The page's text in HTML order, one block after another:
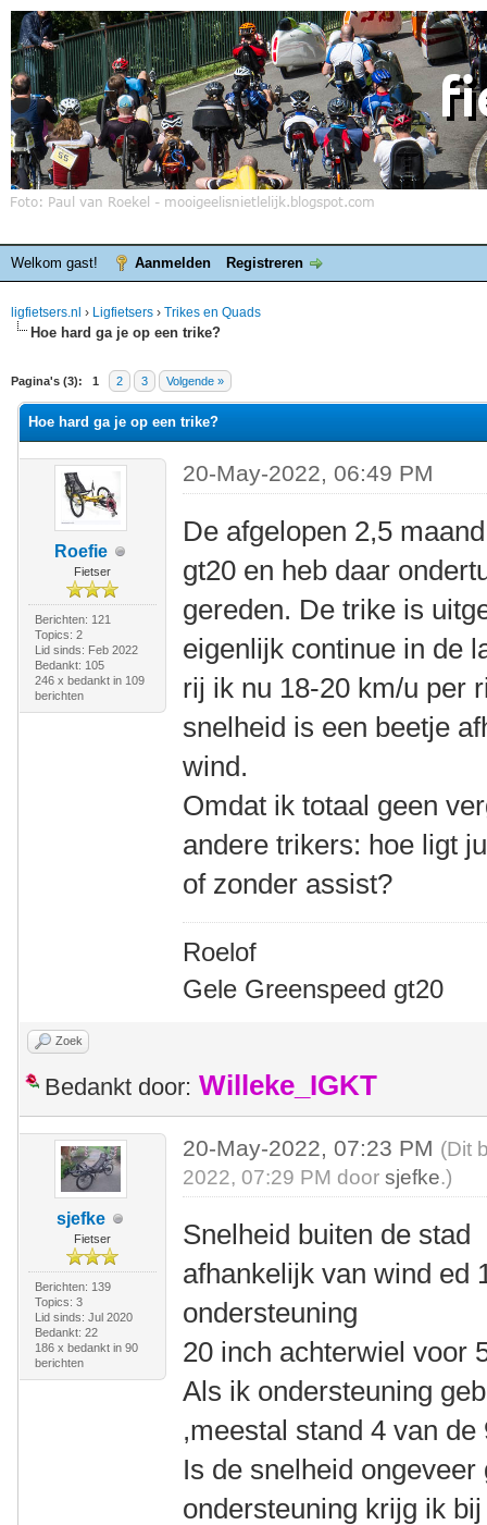
Welkom gast! Aanmelden Registreren
ligfietsers.nl › Ligfietsers › Trikes en Quads
Hoe hard ga je op een trike?
Pagina's (3): 1 2 3 Volgende »
waardering is 0
Hoe hard ga je op een trike?
Roefie
Fietser
Berichten: 121
Topics: 2
Lid sinds: Feb 2022
Bedankt: 105
246 x bedankt in 109
berichten
20-May-2022, 06:49 PM
De afgelopen 2,5
gt20 en heb daar
gereden. De trike is
eigenlijk continue in de
rij ik nu 18-20 km/u per
snelheid is een beetje
wind.
Omdat ik totaal geen
andere trikers: hoe ligt
of zonder assist?
Roelof
Gele Greenspeed gt20
Zoek
Bedankt door: Willeke_IGKT
sjefke
Fietser
Berichten: 139
Topics: 3
Lid sinds: Jul 2020
Bedankt: 22
186 x bedankt in 90
berichten
20-May-2022, 07:23 PM (Dit
2022, 07:29 PM doorsjefke.)
Snelheid buiten de
afhankelijk van wind ed
ondersteuning
20 inch achterwiel voor
Als ik ondersteuning
,meestal stand 4 van de
Is de snelheid
ondersteuning krijg ik